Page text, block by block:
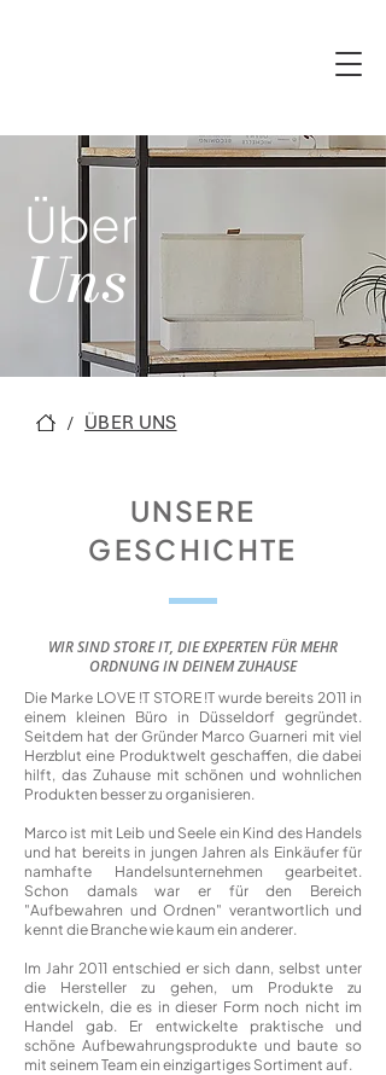
Über
Uns
/ ÜBER UNS
UNSERE
GESCHICHTE
WIR SIND STORE IT, DIE EXPERTEN FÜR MEHR
ORDNUNG IN DEINEM ZUHAUSE
Die Marke LOVE !T STORE !T wurde bereits 2011 in
einem kleinen Büro in Düsseldorf gegründet.
Seitdem hat der Gründer Marco Guarneri mit viel
Herzblut eine Produktwelt geschaffen, die dabei
hilft, das Zuhause mit schönen und wohnlichen
Produkten besser zu organisieren.
Marco ist mit Leib und Seele ein Kind des Handels
und hat bereits in jungen Jahren als Einkäufer für
namhafte Handelsunternehmen gearbeitet.
Schon damals war er für den Bereich
"Aufbewahren und Ordnen" verantwortlich und
kennt die Branche wie kaum ein anderer.
​Im Jahr 2011 entschied er sich dann, selbst unter
die Hersteller zu gehen, um Produkte zu
entwickeln, die es in dieser Form noch nicht im
Handel gab. Er entwickelte praktische und
schöne Aufbewahrungsprodukte und baute so
mit seinem Team ein einzigartiges Sortiment auf.